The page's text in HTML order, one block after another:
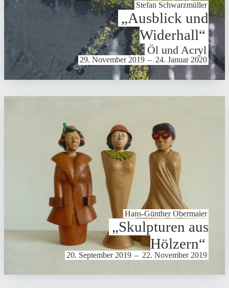
Stefan Schwarz­müller
„Ausblick und
Widerhall“
Öl und Acryl
29. November 2019 – 24. Januar 2020
Hans-Günther Obermaier
„Skulp­turen aus
Hölzern“
20. September 2019 – 22. November 2019